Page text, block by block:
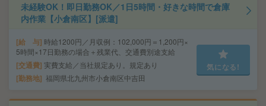
未経験OK！即日勤務OK／1日5時間・好きな時間で倉庫
内作業【小倉南区】[派遣]
給 与 時給1200円／月収例：102,000円＝1,200円×
5時間×17日勤務の場合＋残業代、交通費別途支給
交通費 実費支給／当社規定あり。規定あり
勤務地 福岡県北九州市小倉南区中吉田
気になる!